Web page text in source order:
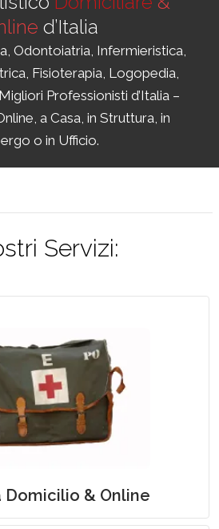
d’Italia
Odontoiatria, Infermieristica,
Fisioterapia, Logopedia,
Professionisti d’Italia –
a Casa, in Struttura, in
o in Ufficio.
Servizi:
Domicilio & Online
e Specialistica a
Domicilio